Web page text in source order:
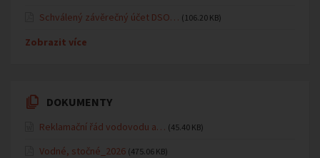
Schválený závěrečný účet DSO… (106.20 KB)
Zobrazit více
DOKUMENTY
Reklamační řád vodovodu a… (45.40 KB)
Vodné, stočné_2026 (475.06 KB)